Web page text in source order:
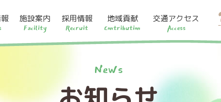
施設案内
Facility
採用情報
Recruit
地域貢献
Contribution
交通アクセス
Access
News